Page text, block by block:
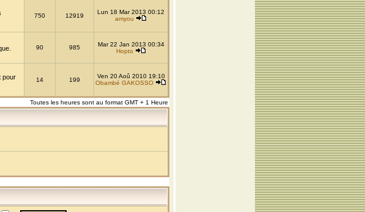
750 12919
Lun 18 Mar 2013 00:12
amyou
90 985
Mar 22 Jan 2013 00:34
Hopto
pour
14 199
Ven 20 Aoû 2010 19:10
Obambé GAKOSSO
Toutes les heures sont au format GMT + 1 Heure